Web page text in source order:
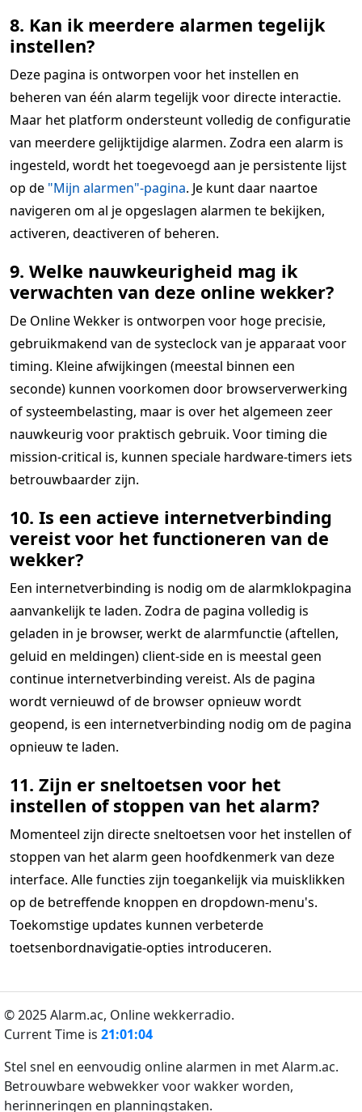
8. Kan ik meerdere alarmen tegelijk
instellen?
Deze pagina is ontworpen voor het instellen en
beheren van één alarm tegelijk voor directe interactie.
Maar het platform ondersteunt volledig de configuratie
van meerdere gelijktijdige alarmen. Zodra een alarm is
ingesteld, wordt het toegevoegd aan je persistente lijst
op de "Mijn alarmen"-pagina. Je kunt daar naartoe
navigeren om al je opgeslagen alarmen te bekijken,
activeren, deactiveren of beheren.
9. Welke nauwkeurigheid mag ik
verwachten van deze online wekker?
De Online Wekker is ontworpen voor hoge precisie,
gebruikmakend van de systeclock van je apparaat voor
timing. Kleine afwijkingen (meestal binnen een
seconde) kunnen voorkomen door browserverwerking
of systeembelasting, maar is over het algemeen zeer
nauwkeurig voor praktisch gebruik. Voor timing die
mission-critical is, kunnen speciale hardware-timers iets
betrouwbaarder zijn.
10. Is een actieve internetverbinding
vereist voor het functioneren van de
wekker?
Een internetverbinding is nodig om de alarmklokpagina
aanvankelijk te laden. Zodra de pagina volledig is
geladen in je browser, werkt de alarmfunctie (aftellen,
geluid en meldingen) client-side en is meestal geen
continue internetverbinding vereist. Als de pagina
wordt vernieuwd of de browser opnieuw wordt
geopend, is een internetverbinding nodig om de pagina
opnieuw te laden.
11. Zijn er sneltoetsen voor het
instellen of stoppen van het alarm?
Momenteel zijn directe sneltoetsen voor het instellen of
stoppen van het alarm geen hoofdkenmerk van deze
interface. Alle functies zijn toegankelijk via muisklikken
op de betreffende knoppen en dropdown-menu's.
Toekomstige updates kunnen verbeterde
toetsenbordnavigatie-opties introduceren.
© 2025 Alarm.ac, Online wekkerradio.
Current Time is 21:01:04
Stel snel en eenvoudig online alarmen in met Alarm.ac.
Betrouwbare webwekker voor wakker worden,
herinneringen en planningstaken.